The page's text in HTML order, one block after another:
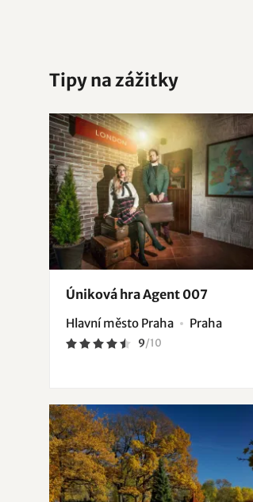
Tipy na zážitky
Úniková hra Agent 007
Hlavní město Praha Praha
9/10